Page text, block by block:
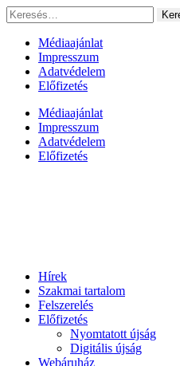
Ugrás
a
tartalomhoz
Keresés:
Médiaajánlat
Impresszum
Adatvédelem
Előfizetés
Médiaajánlat
Impresszum
Adatvédelem
Előfizetés
Hírek
Szakmai tartalom
Felszerelés
Előfizetés
Nyomtatott újság
Digitális újság
Webáruház